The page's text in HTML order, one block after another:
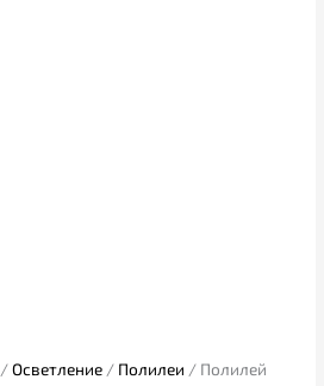
/Осветление / Полилеи / Полилей